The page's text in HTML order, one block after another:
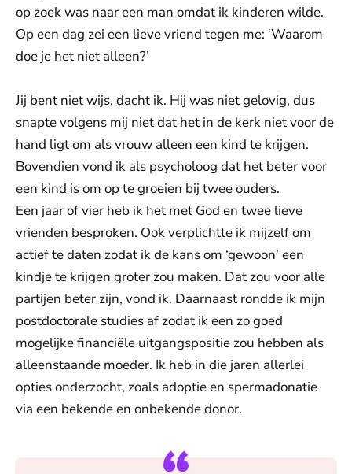
op zoek was naar een man omdat ik kinderen wilde.
Op een dag zei een lieve vriend tegen me: ‘Waarom
doe je het niet alleen?’
Jij bent niet wijs, dacht ik. Hij was niet gelovig, dus
snapte volgens mij niet dat het in de kerk niet voor de
hand ligt om als vrouw alleen een kind te krijgen.
Bovendien vond ik als psycholoog dat het beter voor
een kind is om op te groeien bij twee ouders.
Een jaar of vier heb ik het met God en twee lieve
vrienden besproken. Ook verplichtte ik mijzelf om
actief te daten zodat ik de kans om ‘gewoon’ een
kindje te krijgen groter zou maken. Dat zou voor alle
partijen beter zijn, vond ik. Daarnaast rondde ik mijn
postdoctorale studies af zodat ik een zo goed
mogelijke financiële uitgangspositie zou hebben als
alleenstaande moeder. Ik heb in die jaren allerlei
opties onderzocht, zoals adoptie en spermadonatie
via een bekende en onbekende donor.